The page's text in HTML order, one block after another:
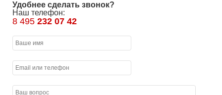
Удобнее сделать звонок?
Наш телефон:
8 495 232 07 42